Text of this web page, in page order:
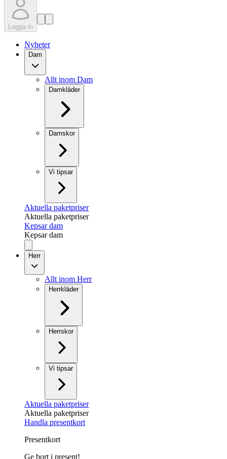
Logga in
Nyheter
Dam
Allt inom Dam
Damkläder
Damskor
Vi tipsar
Aktuella paketpriser
Aktuella paketpriser
Kepsar dam
Kepsar dam
Herr
Allt inom Herr
Herrkläder
Herrskor
Vi tipsar
Aktuella paketpriser
Aktuella paketpriser
Handla presentkort
Presentkort
Ge bort i present!